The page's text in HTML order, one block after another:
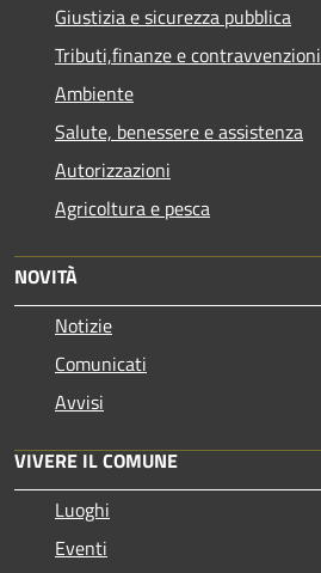
Giustizia e sicurezza pubblica
Tributi,finanze e contravvenzioni
Ambiente
Salute, benessere e assistenza
Autorizzazioni
Agricoltura e pesca
NOVITÀ
Notizie
Comunicati
Avvisi
VIVERE IL COMUNE
Luoghi
Eventi